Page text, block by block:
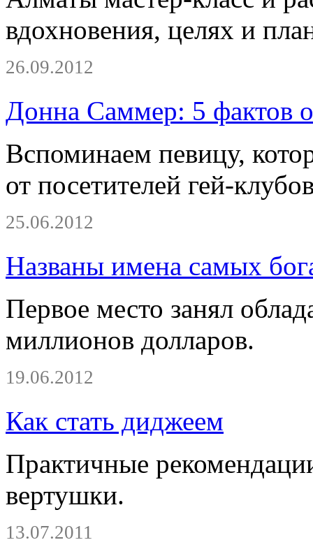
вдохновения, целях и
26.09.2012
Донна Саммер: 5 фактов
Вспоминаем певицу,
от посетителей гей-
25.06.2012
Названы имена самых
Первое место занял
миллионов долларов.
19.06.2012
Как стать диджеем
Практичные
вертушки.
13.07.2011